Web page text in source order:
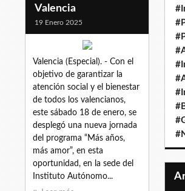
Valencia
19 Enero 2025
Valencia (Especial). - Con el
objetivo de garantizar la
atención social y el bienestar
de todos los valencianos,
este sábado 18 de enero, se
desplegó una nueva jornada
del programa “Más años,
más amor”, en esta
oportunidad, en la sede del
Instituto Autónomo...